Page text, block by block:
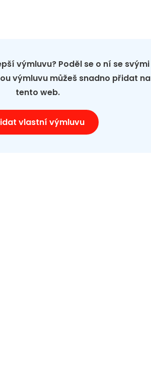
výmluvu? Poděl se o ní se svými
výmluvu můžeš snadno přidat na
tento web.
vlastní výmluvu